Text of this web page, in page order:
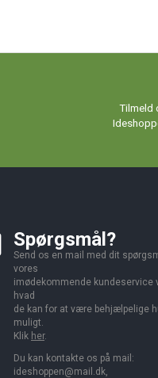
Tilmeld
Spørgsmål?
Send os en mail med dit
vores
imødekommende kundeservice
hvad
de kan for at være behjælpelige
muligt.
Klik her.
Du kan kontakte os på mail:
ideshoppen@mail.dk,